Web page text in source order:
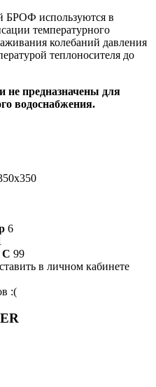
БРОФ используются в
температурного
колебаний давления
теплоносителя до
не предназначены для
водоснабжения.
6
С 99
в личном кабинете
:(